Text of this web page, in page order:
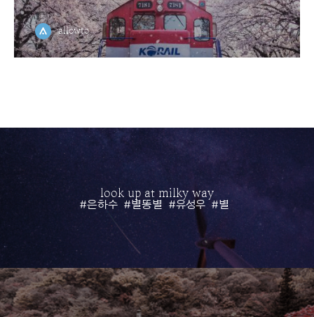
allowto
look up at milky way
#은하수 #별똥별 #유성우 #별